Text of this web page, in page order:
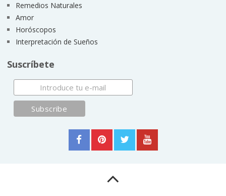
Remedios Naturales
Amor
Horóscopos
Interpretación de Sueños
Suscríbete